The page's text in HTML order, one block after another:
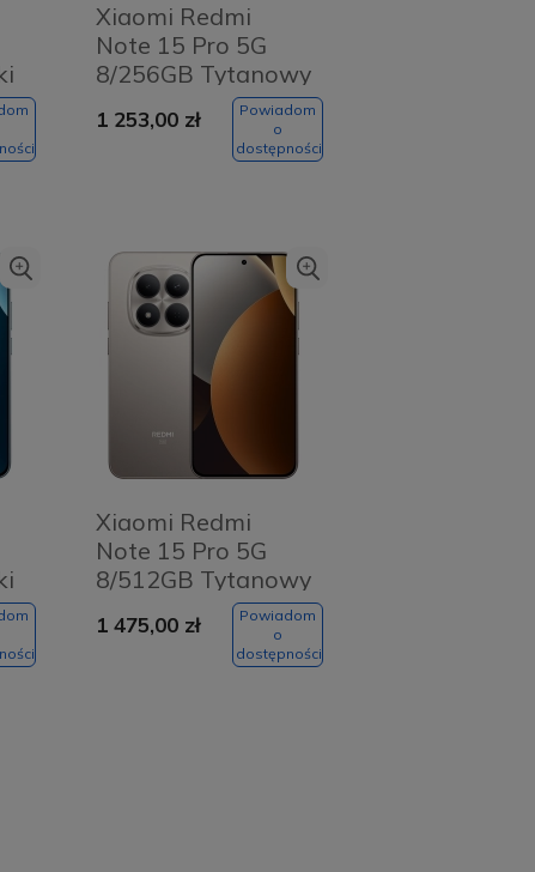
Xiaomi Redmi
Note 15 Pro 5G
8/256GB Tytanowy
- Titanium Color
1 253,00 zł
Powiadom
o
dostępności
Xiaomi Redmi
Note 15 Pro 5G
8/512GB Tytanowy
- Titanium Color
1 475,00 zł
Powiadom
o
dostępności